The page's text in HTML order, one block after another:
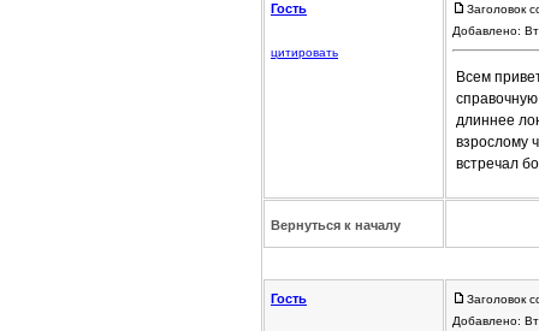
Гость
цитировать
Заголовок
Добавлено:
Всем
длиннее
взрослому
встречал
Вернуться к началу
Гость
Заголовок
Добавлено: